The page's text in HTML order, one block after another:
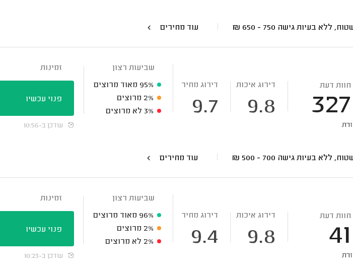
ללא בעיות גישה 750 - 650
₪ עוד מחירים
חוות דעת
327
דירוג איכות
9.8
דירוג מחיר
9.7
שביעות רצון
95% מאוד מרוצים
2% מרוצים
3% לא מרוצים
זמינות
פנוי עכשיו
עודכן ב-10:56
ללא בעיות גישה 700 - 500
₪ עוד מחירים
חוות דעת
41
דירוג איכות
9.8
דירוג מחיר
9.4
שביעות רצון
96% מאוד מרוצים
2% מרוצים
2% לא מרוצים
זמינות
פנוי עכשיו
עודכן ב-10:23